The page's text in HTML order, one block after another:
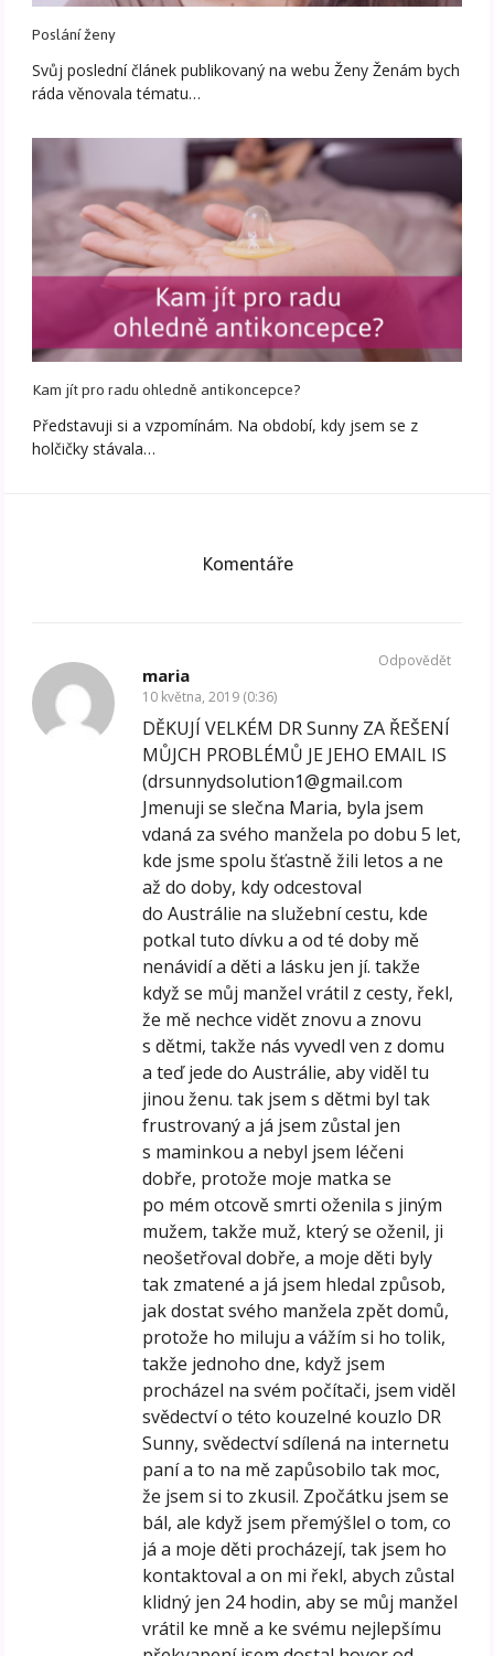
Poslání ženy
Svůj poslední článek publikovaný na webu Ženy Ženám bych
ráda věnovala tématu…
Kam jít pro radu ohledně antikoncepce?
Představuji si a vzpomínám. Na období, kdy jsem se z
holčičky stávala…
Komentáře
maria
10 května, 2019 (0:36)
DĚKUJÍ VELKÉM DR Sunny ZA ŘEŠENÍ
MŮJCH PROBLÉMŮ JE JEHO EMAIL IS
(drsunnydsolution1@gmail.com
Jmenuji se slečna Maria, byla jsem
vdaná za svého manžela po dobu 5 let,
kde jsme spolu šťastně žili letos a ne
až do doby, kdy odcestoval
do Austrálie na služební cestu, kde
potkal tuto dívku a od té doby mě
nenávidí a děti a lásku jen jí. takže
když se můj manžel vrátil z cesty, řekl,
že mě nechce vidět znovu a znovu
s dětmi, takže nás vyvedl ven z domu
a teď jede do Austrálie, aby viděl tu
jinou ženu. tak jsem s dětmi byl tak
frustrovaný a já jsem zůstal jen
s maminkou a nebyl jsem léčeni
dobře, protože moje matka se
po mém otcově smrti oženila s jiným
mužem, takže muž, který se oženil, ji
neošetřoval dobře, a moje děti byly
tak zmatené a já jsem hledal způsob,
jak dostat svého manžela zpět domů,
protože ho miluju a vážím si ho tolik,
takže jednoho dne, když jsem
procházel na svém počítači, jsem viděl
svědectví o této kouzelné kouzlo DR
Sunny, svědectví sdílená na internetu
paní a to na mě zapůsobilo tak moc,
že ​​jsem si to zkusil. Zpočátku jsem se
bál, ale když jsem přemýšlel o tom, co
já a moje děti procházejí, tak jsem ho
kontaktoval a on mi řekl, abych zůstal
klidný jen 24 hodin, aby se můj manžel
vrátil ke mně a ke svému nejlepšímu
Odpovědět